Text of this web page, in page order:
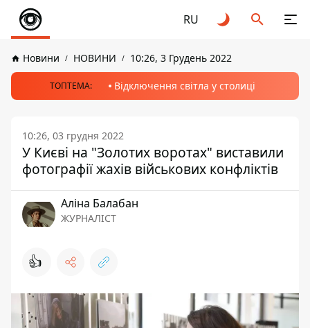
RU
Новини НОВИНИ 10:26, 3 Грудень 2022
ТОПТЕМА: Відключення світла у столиці
10:26, 03 грудня 2022
У Києві на "Золотих воротах" виставили
фотографії жахів військових конфліктів
Аліна Балабан
ЖУРНАЛІСТ
👍